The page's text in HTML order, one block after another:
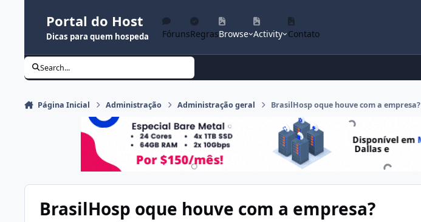
Portal do Host
Dicas para quem hospeda FórunsRegrasBrowse Activity Contato
Search...
Página Inicial Administração Administração geral BrasilHosp oque houve com a empresa?
BrasilHosp oque houve com a empresa?